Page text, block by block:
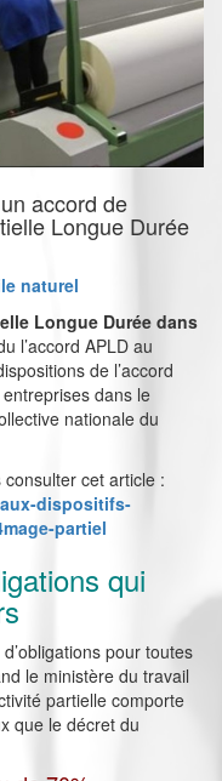
accord de
Longue Durée
naturel
Longue Durée dans
l’accord APLD au
de l’accord
dans le
nationale du
cet article :
dispositifs-
partiel
qui
pour toutes
le ministère du travail
partielle comporte
que le décret du